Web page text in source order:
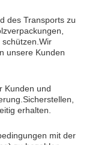
des Transports zu
unsere Kunden
Kunden und
erhalten.
mit der